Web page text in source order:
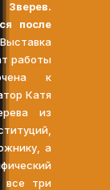
Зверев.
после
Выставка
работы
к
Катя
из
а
все три